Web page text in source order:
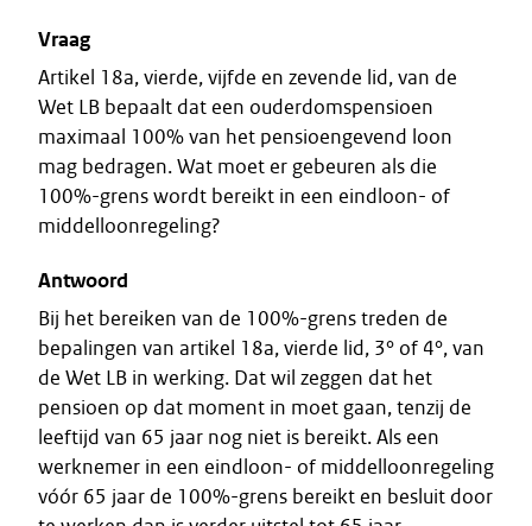
Vraag
Artikel 18a, vierde, vijfde en zevende lid, van de
Wet LB bepaalt dat een ouderdomspensioen
maximaal 100% van het pensioengevend loon
mag bedragen. Wat moet er gebeuren als die
100%-grens wordt bereikt in een eindloon- of
middelloonregeling?
Antwoord
Bij het bereiken van de 100%-grens treden de
bepalingen van artikel 18a, vierde lid, 3° of 4°, van
de Wet LB in werking. Dat wil zeggen dat het
pensioen op dat moment in moet gaan, tenzij de
leeftijd van 65 jaar nog niet is bereikt. Als een
werknemer in een eindloon- of middelloonregeling
vóór 65 jaar de 100%-grens bereikt en besluit door